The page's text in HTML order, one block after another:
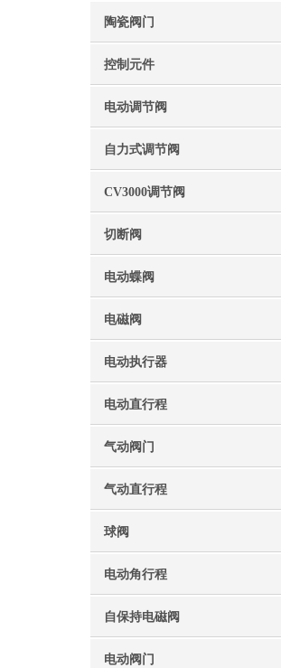
陶瓷阀门
控制元件
电动调节阀
自力式调节阀
CV3000调节阀
切断阀
电动蝶阀
电磁阀
电动执行器
电动直行程
气动阀门
气动直行程
球阀
电动角行程
自保持电磁阀
电动阀门